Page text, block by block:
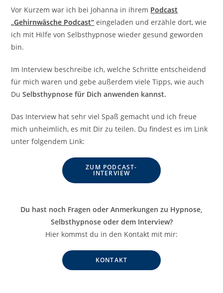
Vor Kurzem war ich bei Johanna in ihrem Podcast
„Gehirnwäsche Podcast“ eingeladen und erzähle dort, wie
ich mit Hilfe von Selbsthypnose wieder gesund geworden
bin.
Im Interview beschreibe ich, welche Schritte entscheidend
für mich waren und gebe außerdem viele Tipps, wie auch
DuSelbsthypnose für Dich anwenden kannst.⁠
Das Interview hat sehr viel Spaß gemacht und ich freue
mich unheimlich, es mit Dir zu teilen. Du findest es im Link
unter folgendem Link:
ZUM PODCAST-
INTERVIEW
Du hast noch Fragen oder Anmerkungen zu Hypnose,
Selbsthypnose oder dem Interview?
Hier kommst du in den Kontakt mit mir:
KONTAKT